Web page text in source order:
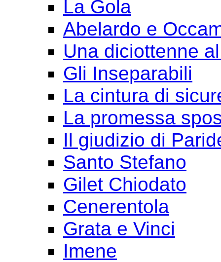
La Gola
Abelardo e
Una diciottenne
Gli Inseparabili
La cintura di
La promessa
Il giudizio di
Santo Stefano
Gilet Chiodato
Cenerentola
Grata e Vinci
Imene